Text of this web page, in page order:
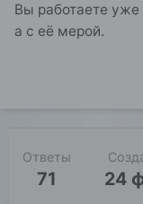
Вы работаете
а с её мерой.
Ответы
71 24